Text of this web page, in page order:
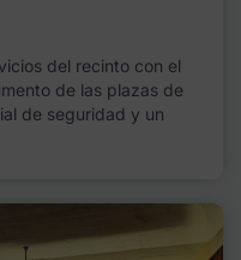
del recinto con el
de las plazas de
de seguridad y un